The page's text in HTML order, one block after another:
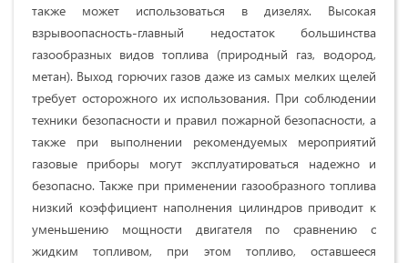
также может использоваться в дизелях. Высокая
взрывоопасность-главный недостаток большинства
газообразных видов топлива (природный газ, водород,
метан). Выход горючих газов даже из самых мелких щелей
требует осторожного их использования. При соблюдении
техники безопасности и правил пожарной безопасности, а
также при выполнении рекомендуемых мероприятий
газовые приборы могут эксплуатироваться надежно и
безопасно. Также при применении газообразного топлива
низкий коэффициент наполнения цилиндров приводит к
уменьшению мощности двигателя по сравнению с
жидким топливом, при этом топливо, оставшееся